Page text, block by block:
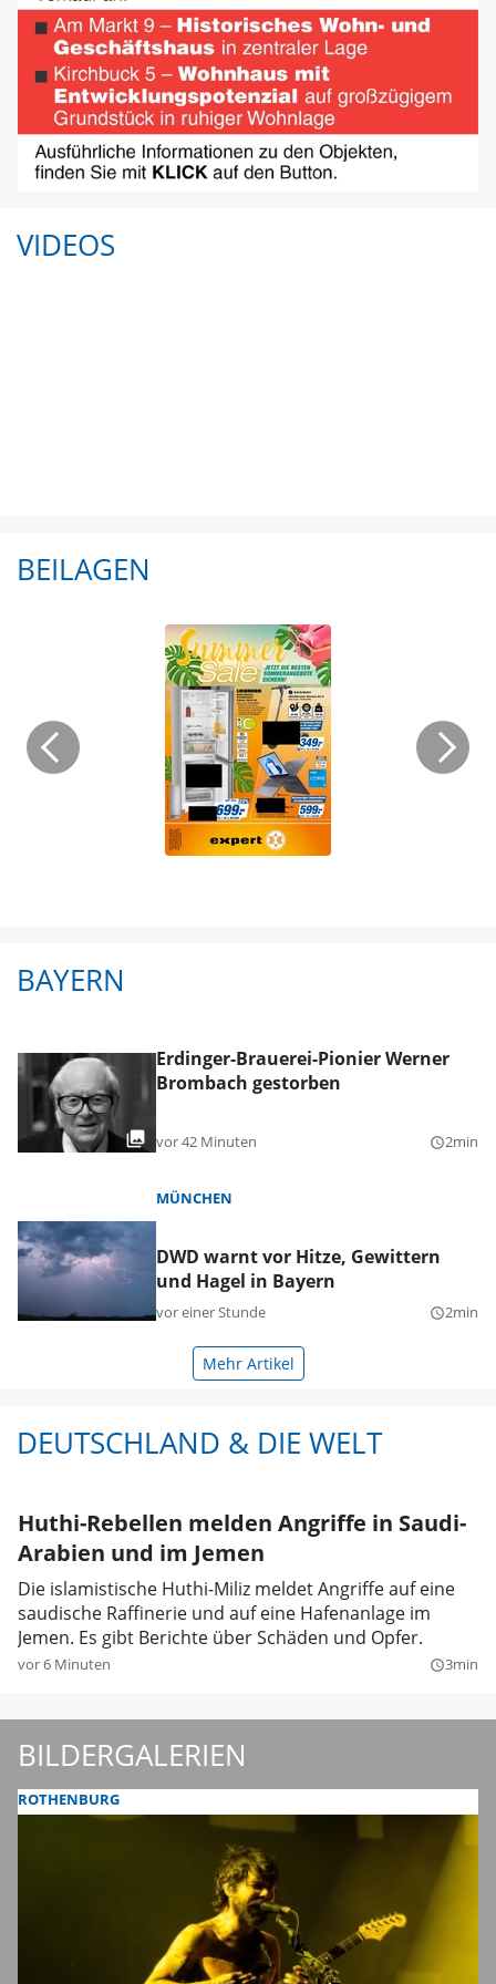
VIDEOS
BEILAGEN
BAYERN
Erdinger-Brauerei-Pionier Werner
Brombach gestorben
vor 42 Minuten query_builder2min
MÜNCHEN
DWD warnt vor Hitze, Gewittern
und Hagel in Bayern
vor einer Stunde query_builder2min
Mehr Artikel
DEUTSCHLAND & DIE WELT
Huthi-Rebellen melden Angriffe in Saudi-
Arabien und im Jemen
Die islamistische Huthi-Miliz meldet Angriffe auf eine
saudische Raffinerie und auf eine Hafenanlage im
Jemen. Es gibt Berichte über Schäden und Opfer.
vor 6 Minuten query_builder3min
BILDERGALERIEN
ROTHENBURG